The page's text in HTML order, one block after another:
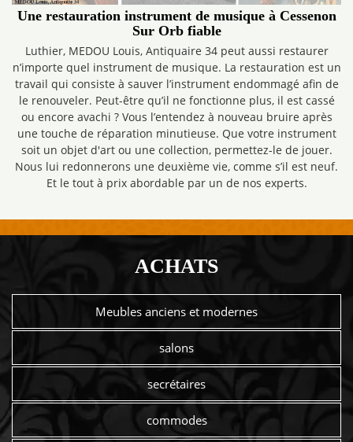
Une restauration instrument de musique à Cessenon
Sur Orb fiable
Luthier, MEDOU Louis, Antiquaire 34 peut aussi restaurer
n’importe quel instrument de musique. La restauration est un
travail qui consiste à sauver l’instrument endommagé afin de
le renouveler. Peut-être qu’il ne fonctionne plus, il est cassé
ou encore avachi ? Vous l’entendez à nouveau bruire après
une touche de réparation minutieuse. Que votre instrument
soit un objet d'art ou une collection, permettez-le de jouer.
Nous lui redonnerons une deuxième vie, comme s’il est neuf.
Et le tout à prix abordable par un de nos experts.
ACHATS
Meubles anciens et modernes
salons
secrétaires
commodes